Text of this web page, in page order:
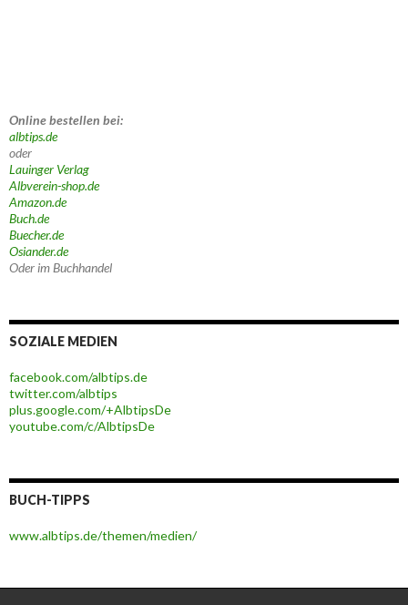
Online bestellen bei:
albtips.de
oder
Lauinger Verlag
Albverein-shop.de
Amazon.de
Buch.de
Buecher.de
Osiander.de
Oder im Buchhandel
SOZIALE MEDIEN
facebook.com/albtips.de
twitter.com/albtips
plus.google.com/+AlbtipsDe
youtube.com/c/AlbtipsDe
BUCH-TIPPS
www.albtips.de/themen/medien/